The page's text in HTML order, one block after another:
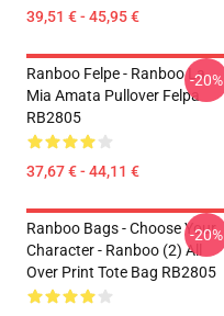
39,51 € - 45,95 €
Ranboo Felpe - Ranboo La
Mia Amata Pullover Felpa
RB2805
37,67 € - 44,11 €
-20%
Ranboo Bags - Choose Your
Character - Ranboo (2) All
Over Print Tote Bag RB2805
-20%